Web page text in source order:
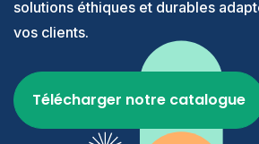
solutions éthiques et durables
vos clients.
Télécharger notre catalogue